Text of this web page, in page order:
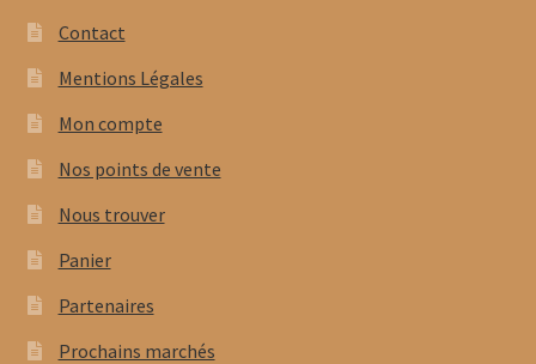
Contact
Mentions Légales
Mon compte
Nos points de vente
Nous trouver
Panier
Partenaires
Prochains marchés